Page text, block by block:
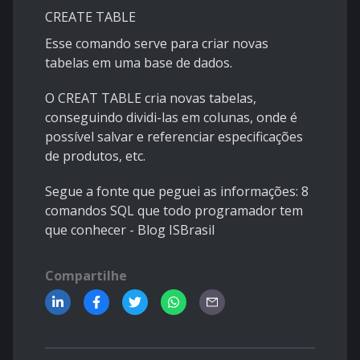
CREATE TABLE
Esse comando serve para criar novas
tabelas em uma base de dados.
O CREAT TABLE cria novas tabelas,
conseguindo dividi-las em colunas, onde é
possível salvar e referenciar especificações
de produtos, etc.
Segue a fonte que peguei as informações: 8
comandos SQL que todo programador tem
que conhecer - Blog ISBrasil
Compartilhe